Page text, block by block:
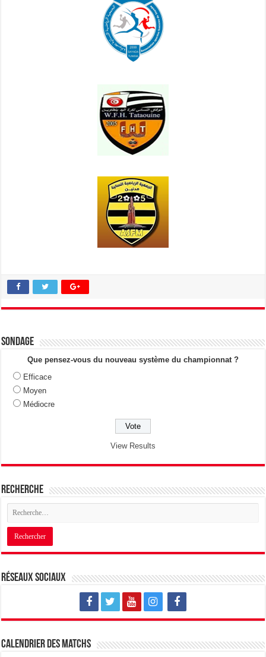
Sondage
Que pensez-vous du nouveau système du championnat ?
Efficace
Moyen
Médiocre
View Results
Recherche
Réseaux sociaux
Calendrier des matchs